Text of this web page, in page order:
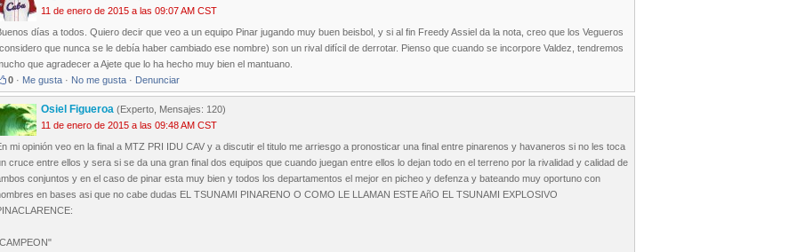
11 de enero de 2015 a las 09:07 AM CST
días a todos. Quiero decir que veo a un equipo Pinar jugando muy buen beisbol, y si al fin Freedy Assiel da la nota, creo que los Vegueros
que nunca se le debía haber cambiado ese nombre) son un rival difícil de derrotar. Pienso que cuando se incorpore Valdez, tendremos
que agradecer a Ajete que lo ha hecho muy bien el mantuano.
0 · Me gusta · No me gusta · Denunciar
Osiel Figueroa (Experto, Mensajes: 120)
11 de enero de 2015 a las 09:48 AM CST
mi opinión veo en la final a MTZ PRI IDU CAV y a discutir el titulo me arriesgo a pronosticar una final entre pinarenos y havaneros si no les toca
cruce entre ellos y sera si se da una gran final dos equipos que cuando juegan entre ellos lo dejan todo en el terreno por la rivalidad y calidad de
conjuntos y en el caso de pinar esta muy bien y todos los departamentos el mejor en picheo y defenza y bateando muy oportuno con
en bases asi que no cabe dudas EL TSUNAMI PINARENO O COMO LE LLAMAN ESTE AñO EL TSUNAMI EXPLOSIVO